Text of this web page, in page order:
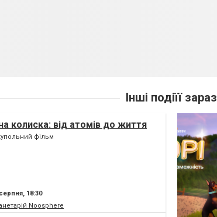
Інші подіїї зараз
колиска: від атомів до життя
фільм
18:30
Noosphere